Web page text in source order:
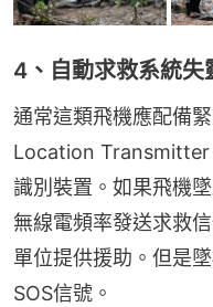
4、自動求救系統失
通常這類飛機應配備
Location Transmitter
識別裝置。如果飛機
無線電頻率發送求救
單位提供援助。但是
SOS信號。